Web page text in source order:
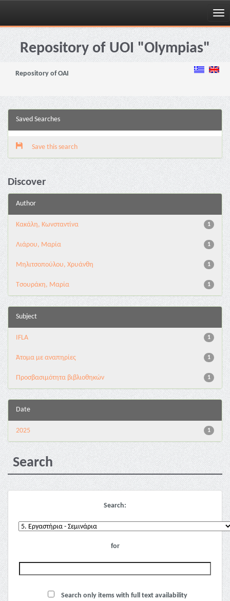
Skip
navigationRepository of UOI "Olympias"
Repository of OAI
Saved Searches
Save this search
Discover
Author
1
Κακάλη, Κωνσταντίνα
1
Λιάρου, Μαρία
1
Μηλιτσοπούλου, Χρυάνθη
1
Τσουράκη, Μαρία
Subject
1
IFLA
1
Άτομα με αναπηρίες
1
Προσβασιμότητα βιβλιοθηκών
Date
1
2025
Search
Search:
for
Search only items with full text availability